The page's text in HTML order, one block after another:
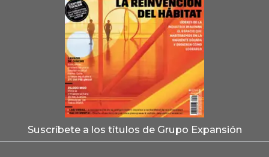
Suscríbete a los títulos de Grupo Expansión